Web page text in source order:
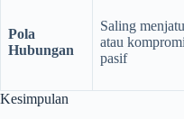
Pola
Hubungan
Saling
atau
pasif
Kesimpulan